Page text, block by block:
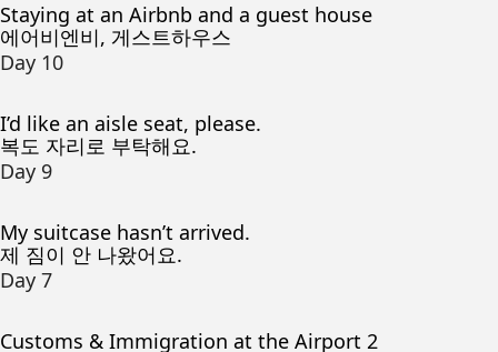
Staying at an Airbnb and a guest house
에어비엔비, 게스트하우스
Day 10
I’d like an aisle seat, please.
복도 자리로 부탁해요.
Day 9
My suitcase hasn’t arrived.
제 짐이 안 나왔어요.
Day 7
Customs & Immigration at the Airport 2